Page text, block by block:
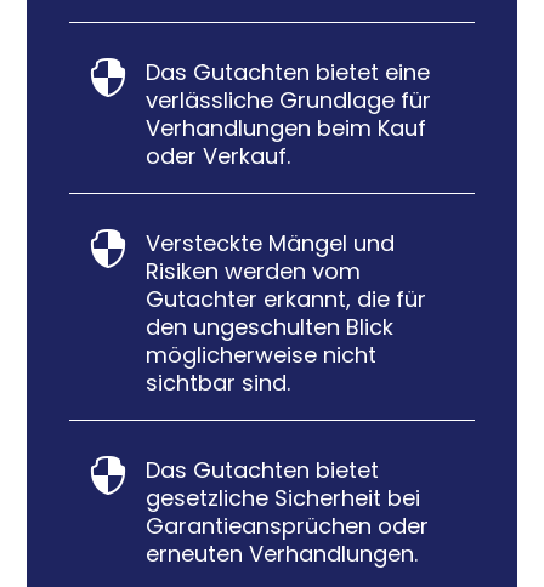

Das Gutachten bietet eine
verlässliche Grundlage für
Verhandlungen beim Kauf
oder Verkauf.

Versteckte Mängel und
Risiken werden vom
Gutachter erkannt, die für
den ungeschulten Blick
möglicherweise nicht
sichtbar sind.

Das Gutachten bietet
gesetzliche Sicherheit bei
Garantieansprüchen oder
erneuten Verhandlungen.